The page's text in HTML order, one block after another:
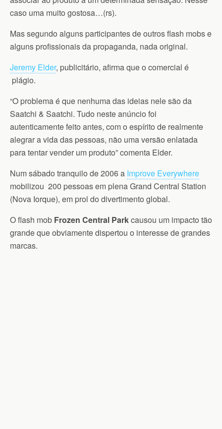
caso uma muito gostosa…(rs).
Mas segundo alguns participantes de outros flash mobs e
alguns profissionais da propaganda, nada original.
Jeremy Elder, publicitário, afirma que o comercial é
plágio.
“O problema é que nenhuma das ideias nele são da
Saatchi & Saatchi. Tudo neste anúncio foi
autenticamente feito antes, com o espírito de realmente
alegrar a vida das pessoas, não uma versão enlatada
para tentar vender um produto” comenta Elder.
Num sábado tranquilo de 2006 a Improve Everywhere
mobilizou 200 pessoas em plena Grand Central Station
(Nova Iorque), em prol do divertimento global.
O flash mob Frozen Central Parkcausou um impacto tão
grande que obviamente dispertou o interesse de grandes
marcas.